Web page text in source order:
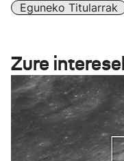
Eguneko Titularrak
Zure